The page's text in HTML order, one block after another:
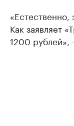
«Естественно,
Как заявляет
1200